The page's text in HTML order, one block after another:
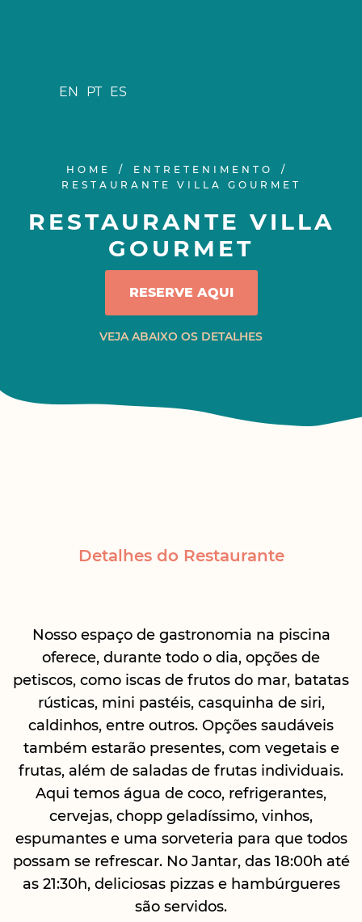
EN PT ES
HOME
ENTRETENIMENTO
RESTAURANTE VILLA GOURMET
RESTAURANTE VILLA
GOURMET
RESERVE AQUI
VEJA ABAIXO OS DETALHES
Detalhes do Restaurante
Nosso espaço de gastronomia na piscina
oferece, durante todo o dia, opções de
petiscos, como iscas de frutos do mar, batatas
rústicas, mini pastéis, casquinha de siri,
caldinhos, entre outros. Opções saudáveis
também estarão presentes, com vegetais e
frutas, além de saladas de frutas individuais.
Aqui temos água de coco, refrigerantes,
cervejas, chopp geladíssimo, vinhos,
espumantes e uma sorveteria para que todos
possam se refrescar. No Jantar, das 18:00h até
as 21:30h, deliciosas pizzas e hambúrgueres
são servidos.